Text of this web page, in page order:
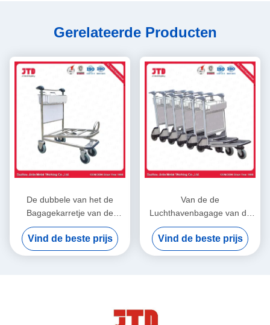
Gerelateerde Producten
De dubbele van het de
Bagagekarretje van de
Lagenluchthaven Kar van
het de Hotels Vierwielige
Karretje
Vind de beste prijs
Van de de
Luchthavenbagage van de
aluminiumlegering het
Karretjeoem 3 Wielenkar
Vind de beste prijs